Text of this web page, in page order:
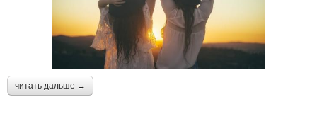
читать дальше →